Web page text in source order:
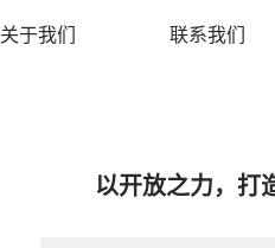
关于我们 联系我们
以开放之力，打